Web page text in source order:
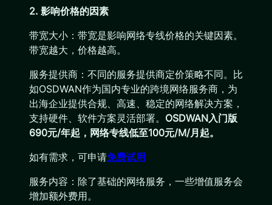
2. 影响价格的因素
带宽大小：带宽是影响网络专线价格的关键因素。
带宽越大，价格越高。
服务提供商：不同的服务提供商定价策略不同。比
如OSDWAN作为国内专业的跨境网络服务商，为
出海企业提供合规、高速、稳定的网络解决方案，
支持硬件、软件方案灵活部署。 OSDWAN入门版
690元/年起，网络专线低至100元/M/月起。
如有需求，可申请免费试用
服务内容：除了基础的网络服务，一些增值服务会
增加额外费用。